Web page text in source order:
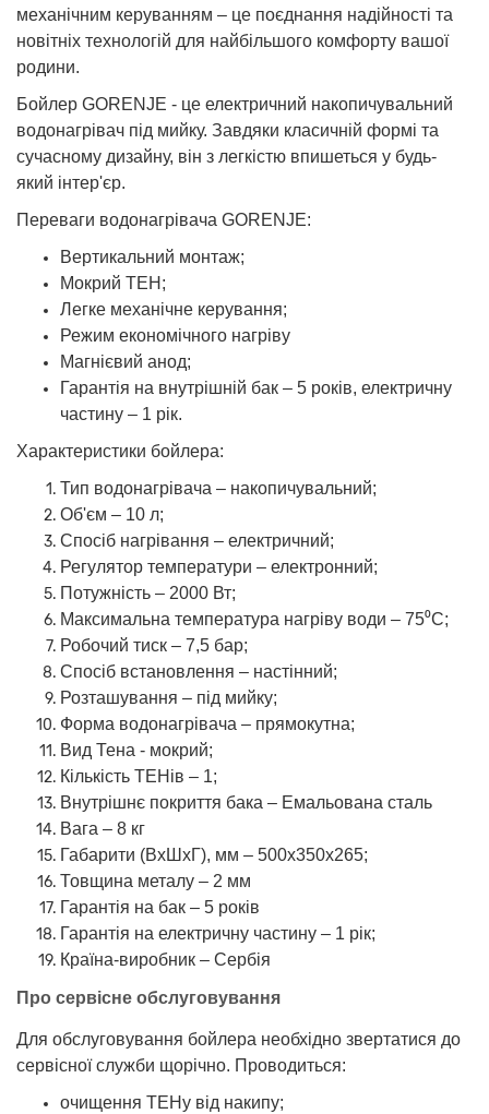
механічним керуванням – це поєднання надійності та
новітніх технологій для найбільшого комфорту вашої
родини.
Бойлер GORENJE - це електричний накопичувальний
водонагрівач під мийку. Завдяки класичній формі та
сучасному дизайну, він з легкістю впишеться у будь-
який інтер'єр.
Переваги водонагрівача GORENJE:
Вертикальний монтаж;
Мокрий ТЕН;
Легке механічне керування;
Режим економічного нагріву
Магнієвий анод;
Гарантія на внутрішній бак – 5 років, електричну
частину – 1 рік.
Характеристики бойлера:
Тип водонагрівача – накопичувальний;
Об'єм – 10 л;
Спосіб нагрівання – електричний;
Регулятор температури – електронний;
Потужність – 2000 Вт;
Максимальна температура нагріву води – 75⁰C;
Робочий тиск – 7,5 бар;
Спосіб встановлення – настінний;
Розташування – під мийку;
Форма водонагрівача – прямокутна;
Вид Тена - мокрий;
Кількість ТЕНів – 1;
Внутрішнє покриття бака – Емальована сталь
Вага – 8 кг
Габарити (ВхШхГ), мм – 500х350х265;
Товщина металу – 2 мм
Гарантія на бак – 5 років
Гарантія на електричну частину – 1 рік;
Країна-виробник – Сербія
Про сервісне обслуговування
Для обслуговування бойлера необхідно звертатися до
сервісної служби щорічно. Проводиться:
очищення ТЕНу від накипу;